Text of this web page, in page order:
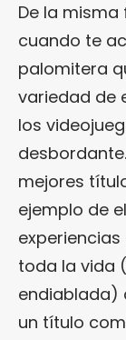
De la
cuando te
palomitera
variedad de
los
mejores
ejemplo de
toda la vida
endiablada)
un título